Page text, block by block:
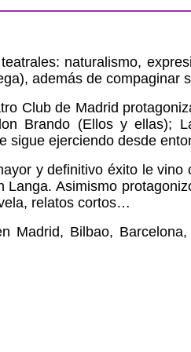
naturalismo,
además de compaginar
Club de Madrid
Brando (Ellos y ellas);
sigue ejerciendo desde
y definitivo éxito le
Asimismo
relatos cortos…
Madrid, Bilbao,